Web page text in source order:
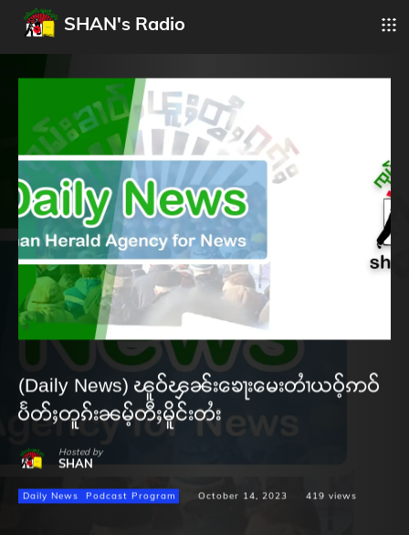
SHAN's Radio
(Daily News) ၽူဝ်ၾၼ်းၶေႃးမေးတၢႆယဝ့်ဢဝ်
ပႅတ်ႈတူၵ်းၼမ့်တီႈမိူင်းတႆး
Hosted by
SHAN
Daily News Podcast Program October 14, 2023 419 views